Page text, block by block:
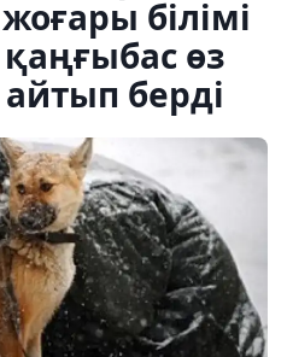
білімі
өз
берді